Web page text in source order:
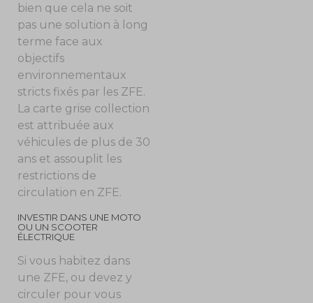
bien que cela ne soit
pas une solution à long
terme face aux
objectifs
environnementaux
stricts fixés par les ZFE.
La carte grise collection
est attribuée aux
véhicules de plus de 30
ans et assouplit les
restrictions de
circulation en ZFE.
INVESTIR DANS UNE MOTO
OU UN SCOOTER
ÉLECTRIQUE
Si vous habitez dans
une ZFE, ou devez y
circuler pour vous